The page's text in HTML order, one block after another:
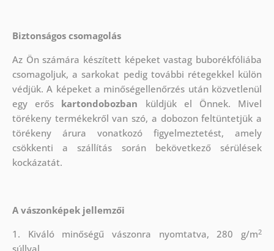
Biztonságos csomagolás
Az Ön számára készített képeket vastag buborékfóliába
csomagoljuk, a sarkokat pedig további rétegekkel külön
védjük.A képeket a minőségellenőrzés után közvetlenül
egy erős kartondobozban küldjük el Önnek. Mivel
törékeny termékekről van szó, a dobozon feltüntetjük a
törékeny árura vonatkozó figyelmeztetést, amely
csökkenti a szállítás során bekövetkező sérülések
kockázatát.
A vászonképek jellemzői
1. Kiváló minőségű vászonra nyomtatva, 280 g/m2